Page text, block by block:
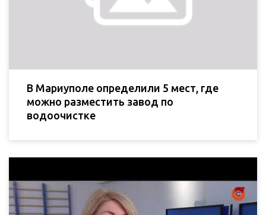
В Мариуполе определили 5 мест, где
можно разместить завод по
водоочистке